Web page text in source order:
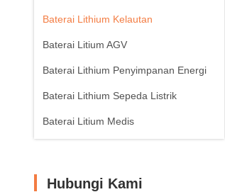
Baterai Lithium Kelautan
Baterai Litium AGV
Baterai Lithium Penyimpanan Energi
Baterai Lithium Sepeda Listrik
Baterai Litium Medis
Hubungi Kami